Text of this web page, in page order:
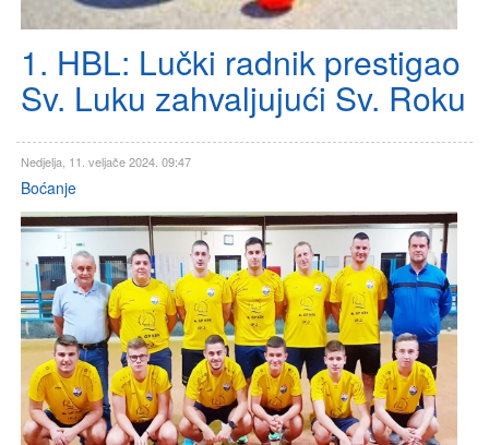
1. HBL: Lučki radnik prestigao
Sv. Luku zahvaljujući Sv. Roku
Nedjelja, 11. veljače 2024. 09:47
Boćanje